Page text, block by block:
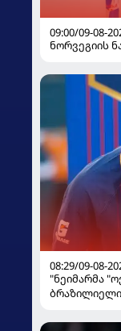
09:00/09-08-
ნორვეგიის
08:29/09-08-
"ნეიმარმა